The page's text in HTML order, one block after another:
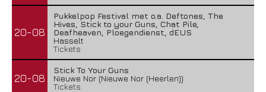
20-08
Pukkelpop Festival met o.a. Deftones, The
Hives, Stick to your Guns, Chat Pile,
Deafheaven, Ploegendienst, dEUS
Hasselt
Tickets
20-08
Stick To Your Guns
Nieuwe Nor (Nieuwe Nor (Heerlen))
Tickets